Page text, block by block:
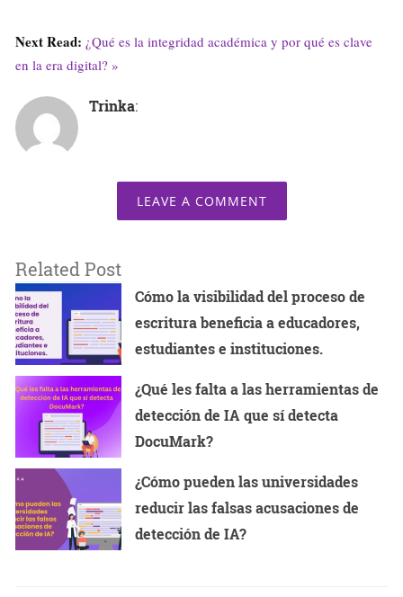
Next Read: ¿Qué es la integridad académica y por qué es clave
en la era digital? »
Trinka:
LEAVE A COMMENT
Related Post
Cómo la visibilidad del proceso de
escritura beneficia a educadores,
estudiantes e instituciones.
¿Qué les falta a las herramientas de
detección de IA que sí detecta
DocuMark?
¿Cómo pueden las universidades
reducir las falsas acusaciones de
detección de IA?